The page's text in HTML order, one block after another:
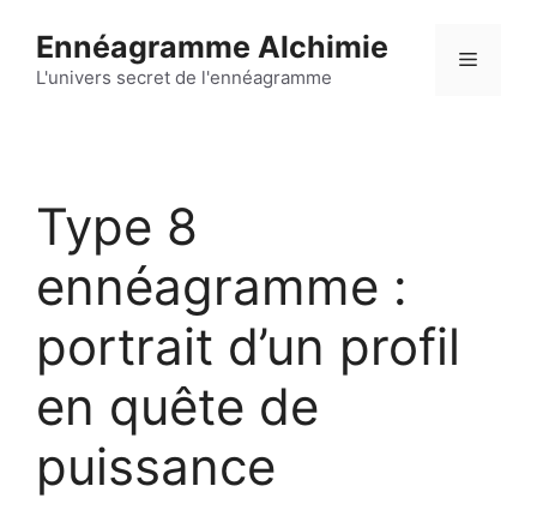
contenu
Ennéagramme Alchimie
L'univers secret de l'ennéagramme
Menu
Type 8
ennéagramme :
portrait d’un profil
en quête de
puissance